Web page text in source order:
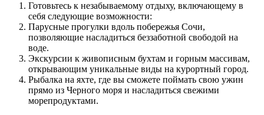
Готовьтесь к незабываемому отдыху, включающему в
себя следующие возможности:
Парусные прогулки вдоль побережья Сочи,
позволяющие насладиться беззаботной свободой на
воде.
Экскурсии к живописным бухтам и горным массивам,
открывающим уникальные виды на курортный город.
Рыбалка на яхте, где вы сможете поймать свою ужин
прямо из Черного моря и насладиться свежими
морепродуктами.